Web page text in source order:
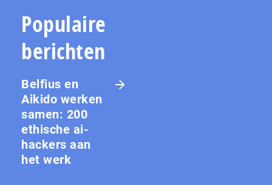
Populaire
berichten
Belfius en
Aikido werken
samen: 200
ethische ai-
hackers aan
het werk